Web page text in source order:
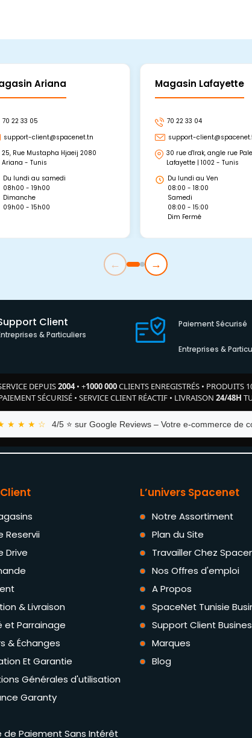
Ariana
70 22 33 05
support-client@spacenet.tn
25, Rue Mustapha Hjaeij 2080
Ariana - Tunis
Du lundi au samedi
08h00 - 19h00
Dimanche
09h00 - 15h00
Magasin Lafayette
70 22 33 04
support-
30 rue d'Irak, angle rue
Lafayette | 1002 - Tunis
Du lundi au Ven
08:00 - 18:00
Samedi
08:00 - 15:00
Dim Fermé
← →
Client
& Particuliers
Paiement Sécurisé
Entreprises &
DEPUIS2004• +1000 000CLIENTS ENREGISTRÉS• PRODUITS
SÉCURISÉ • SERVICE CLIENT RÉACTIF • LIVRAISON 24/48H
★ ★ ★ ☆ 4/5 ⭐ sur Google Reviews – Votre e-commerce de
Reservii
Drive
& Livraison
et Parrainage
& Échanges
Et Garantie
Générales d'utilisation
Garanty
de Paiement Sans Intérêt
L’univers Spacenet
Notre Assortiment
Plan du Site
Travailler Chez
Nos Offres d'emploi
A Propos
SpaceNet Tunisie
Support Client
Marques
Blog